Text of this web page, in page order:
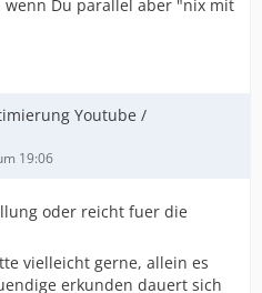
Du parallel aber "nix mit
Youtube /
19:06
oder reicht fuer die
vielleicht gerne, allein es
erkunden dauert sich